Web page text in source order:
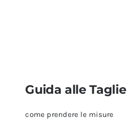
Guida alle Taglie
come prendere le misure